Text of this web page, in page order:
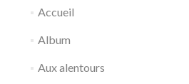
Accueil
Album
Aux alentours